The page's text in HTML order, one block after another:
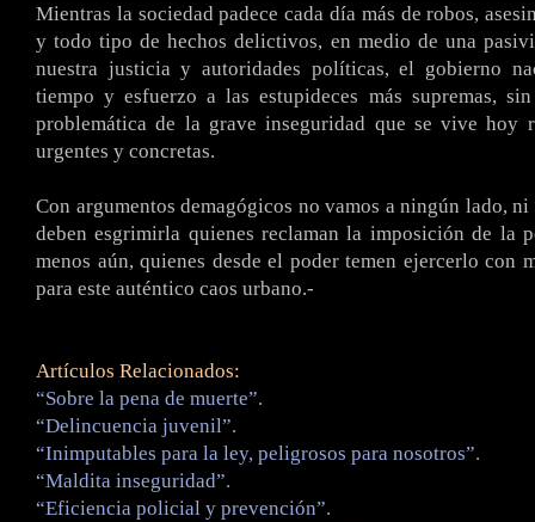
Mientras la sociedad padece cada día más de robos,
y todo tipo de hechos delictivos, en medio de una
nuestra justicia y autoridades políticas, el gobierno
tiempo y esfuerzo a las estupideces más supremas,
problemática de la grave inseguridad que se vive hoy
urgentes y concretas.
Con argumentos demagógicos no vamos a ningún lado,
deben esgrimirla quienes reclaman la imposición de la
menos aún, quienes desde el poder temen ejercerlo con
para este auténtico caos urbano.-
Artículos Relacionados:
“Sobre la pena de muerte”.
“Delincuencia juvenil”.
“Inimputables para la ley, peligrosos para nosotros”.
“Maldita inseguridad”.
“Eficiencia policial y prevención”.